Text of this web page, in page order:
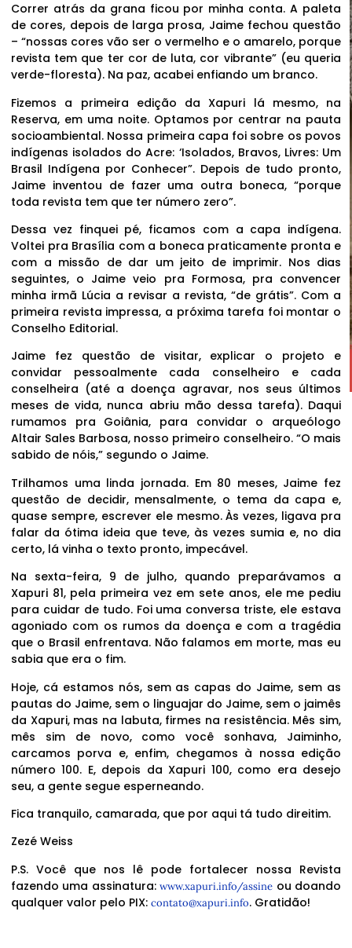
Correr atrás da grana ficou por minha conta. A paleta
de cores, depois de larga prosa, Jaime fechou questão
– “nossas cores vão ser o vermelho e o amarelo, porque
revista tem que ter cor de luta, cor vibrante” (eu queria
verde-floresta). Na paz, acabei enfiando um branco.
Fizemos a primeira edição da Xapuri lá mesmo, na
Reserva, em uma noite. Optamos por centrar na pauta
socioambiental. Nossa primeira capa foi sobre os povos
indígenas isolados do Acre: ‘Isolados, Bravos, Livres: Um
Brasil Indígena por Conhecer”. Depois de tudo pronto,
Jaime inventou de fazer uma outra boneca, “porque
toda revista tem que ter número zero”.
Dessa vez finquei pé, ficamos com a capa indígena.
Voltei pra Brasília com a boneca praticamente pronta e
com a missão de dar um jeito de imprimir. Nos dias
seguintes, o Jaime veio pra Formosa, pra convencer
minha irmã Lúcia a revisar a revista, “de grátis”. Com a
primeira revista impressa, a próxima tarefa foi montar o
Conselho Editorial.
Jaime fez questão de visitar, explicar o projeto e
convidar pessoalmente cada conselheiro e cada
conselheira (até a doença agravar, nos seus últimos
meses de vida, nunca abriu mão dessa tarefa). Daqui
rumamos pra Goiânia, para convidar o arqueólogo
Altair Sales Barbosa, nosso primeiro conselheiro. “O mais
sabido de nóis,” segundo o Jaime.
Trilhamos uma linda jornada. Em 80 meses, Jaime fez
questão de decidir, mensalmente, o tema da capa e,
quase sempre, escrever ele mesmo. Às vezes, ligava pra
falar da ótima ideia que teve, às vezes sumia e, no dia
certo, lá vinha o texto pronto, impecável.
Na sexta-feira, 9 de julho, quando preparávamos a
Xapuri 81, pela primeira vez em sete anos, ele me pediu
para cuidar de tudo. Foi uma conversa triste, ele estava
agoniado com os rumos da doença e com a tragédia
que o Brasil enfrentava. Não falamos em morte, mas eu
sabia que era o fim.
Hoje, cá estamos nós, sem as capas do Jaime, sem as
pautas do Jaime, sem o linguajar do Jaime, sem o jaimês
da Xapuri, mas na labuta, firmes na resistência. Mês sim,
mês sim de novo, como você sonhava, Jaiminho,
carcamos porva e, enfim, chegamos à nossa edição
número 100. E, depois da Xapuri 100, como era desejo
seu, a gente segue esperneando.
Fica tranquilo, camarada, que por aqui tá tudo direitim.
Zezé Weiss
P.S. Você que nos lê pode fortalecer nossa Revista
fazendo uma assinatura:www.xapuri.info/assine ou doando
qualquer valor pelo PIX: contato@xapuri.info. Gratidão!